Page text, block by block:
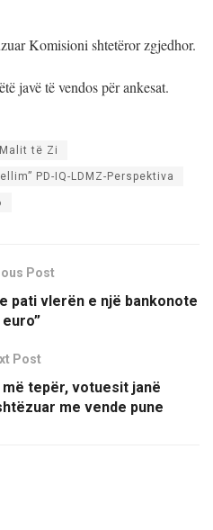
Komisioni shtetëror zgjedhor.
javë të vendos për ankesat.
të Zi
PD-IQ-LDMZ-Perspektiva
Post
pati vlerën e një bankonote
euro”
Post
tepër, votuesit janë
me vende pune